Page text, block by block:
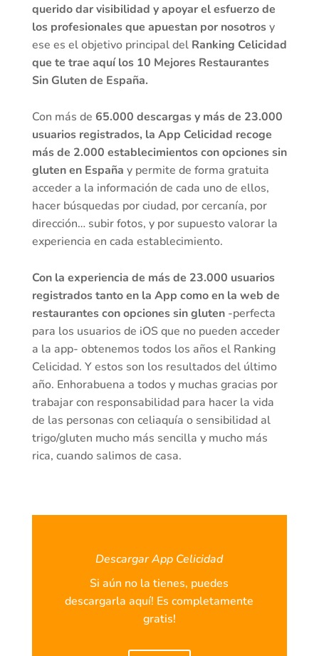
querido dar visibilidad y apoyar el esfuerzo de
los profesionales que apuestan por nosotrosy
ese es el objetivo principal del Ranking Celicidad
que te trae aquí los 10 Mejores Restaurantes
Sin Gluten de España.
Con más de 65.000 descargas y más de 23.000
usuarios registrados, la App Celicidad recoge
más de 2.000 establecimientos con opciones sin
gluten en España y permite de forma gratuita
acceder a la información de cada uno de ellos,
hacer búsquedas por ciudad, por cercanía, por
dirección… subir fotos, y por supuesto valorar la
experiencia en cada establecimiento.
Con la experiencia de más de 23.000 usuarios
registrados tanto en la App como en la web de
restaurantes con opciones sin gluten-perfecta
para los usuarios de iOS que no pueden acceder
a la app- obtenemos todos los años el Ranking
Celicidad. Y estos son los resultados del último
año. Enhorabuena a todos y muchas gracias por
trabajar con responsabilidad para hacer la vida
de las personas con celiaquía o sensibilidad al
trigo/gluten mucho más sencilla y mucho más
rica, cuando salimos de casa.
Descargar App Celicidad
Si aún no la tienes, puedes
descargarla aquí! Es completamente
gratis!